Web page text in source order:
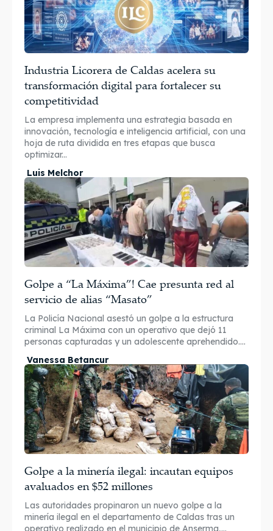
Industria Licorera de Caldas acelera su
transformación digital para fortalecer su
competitividad
La empresa implementa una estrategia basada en
innovación, tecnología e inteligencia artificial, con una
hoja de ruta dividida en tres etapas que busca
optimizar...
Luis Melchor
Golpe a “La Máxima”! Cae presunta red al
servicio de alias “Masato”
La Policía Nacional asestó un golpe a la estructura
criminal La Máxima con un operativo que dejó 11
personas capturadas y un adolescente aprehendido....
Vanessa Betancur
Golpe a la minería ilegal: incautan equipos
avaluados en $52 millones
Las autoridades propinaron un nuevo golpe a la
minería ilegal en el departamento de Caldas tras un
operativo realizado en el municipio de Anserma,...